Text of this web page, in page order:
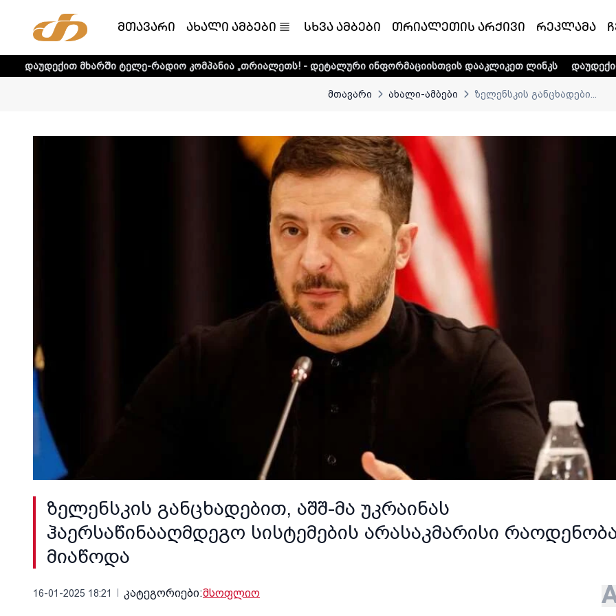
მთავარი ახალი ამბები სხვა ამბები თრიალეთის არქივი რეკლამა
მხარში ტელე-რადიო კომპანია „თრიალეთს! - დეტალური ინფორმაციისთვის დააკლიკეთ ლინკს დაუდექით მხარში
მთავარი ახალი-ამბები ზელენსკის განცხადები...
ზელენსკის განცხადებით, აშშ-მა უკრაინას
ჰაერსაწინააღმდეგო სისტემების არასაკმარისი
მიაწოდა
16-01-2025 18:21 კატეგორიები:მსოფლიო